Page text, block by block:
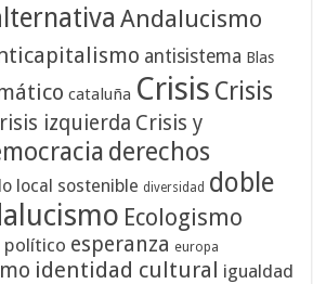
Andalucismo
antisistema Blas
cataluña Crisis Crisis
izquierda Crisis y
derechos
local sostenible diversidad doble
Ecologismo
político esperanza europa
identidad cultural igualdad